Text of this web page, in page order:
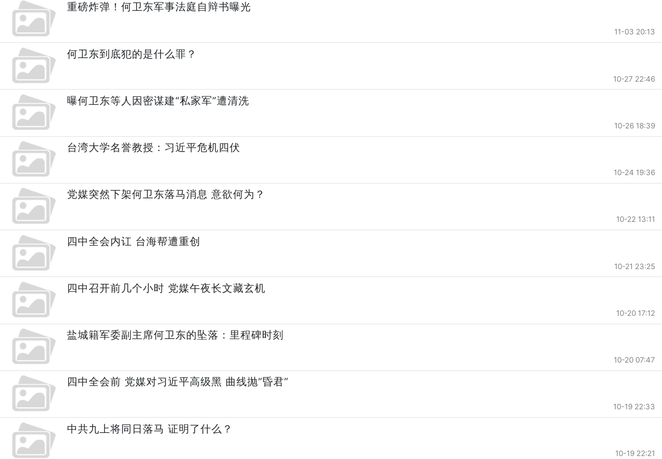
重磅炸弹！何卫东军事法庭自辩书曝光
11-03 20:13
何卫东到底犯的是什么罪？
10-27 22:46
曝何卫东等人因密谋建“私家军”遭清洗
10-26 18:39
台湾大学名誉教授：习近平危机四伏
10-24 19:36
党媒突然下架何卫东落马消息 意欲何为？
10-22 13:11
四中全会内讧 台海帮遭重创
10-21 23:25
四中召开前几个小时 党媒午夜长文藏玄机
10-20 17:12
盐城籍军委副主席何卫东的坠落：里程碑时刻
10-20 07:47
四中全会前 党媒对习近平高级黑 曲线抛“昏君”
10-19 22:33
中共九上将同日落马 证明了什么？
10-19 22:21